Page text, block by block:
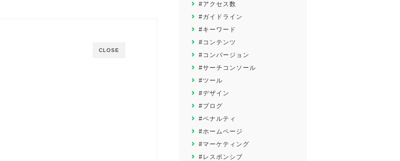
CLOSE
#アクセス数
#ガイドライン
#キーワード
#コンテンツ
#コンバージョン
#サーチコンソール
#ツール
#デザイン
#ブログ
#ペナルティ
#ホームページ
#マーケティング
#レスポンシブ